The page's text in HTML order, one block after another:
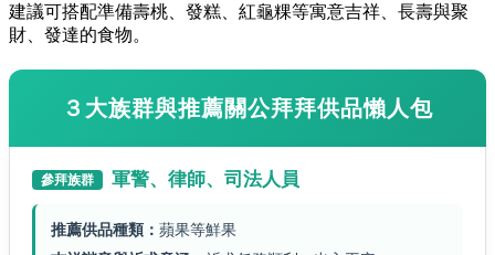
建議可搭配準備壽桃、發糕、紅龜粿等寓意吉祥、長壽與聚
財、發達的食物。
３大族群與推薦關公拜拜供品懶人包
參拜族群 軍警、律師、司法人員
推薦供品種類： 蘋果等鮮果